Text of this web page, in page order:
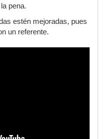
pena.
estén mejoradas, pues
un referente.